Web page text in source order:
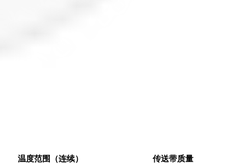
温度范围（连续）
传送带质量